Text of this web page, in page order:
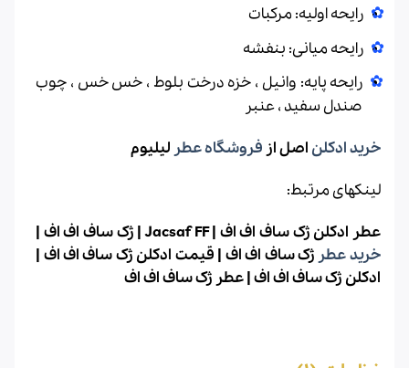
رایحه اولیه: مرکبات
رایحه میانی: بنفشه
رایحه پایه: وانیل ، خزه درخت بلوط ، خس خس ، چوب
صندل سفید ، عنبر
خرید ادکلن اصل از فروشگاه عطر لیلیوم
لینکهای مرتبط:
عطر ادکلن ژک ساف اف اف | Jacsaf FF | ژک ساف اف اف |
خرید عطر ژک ساف اف اف | قیمت ادکلن ژک ساف اف اف |
ادکلن ژک ساف اف اف | عطر ژک ساف اف اف